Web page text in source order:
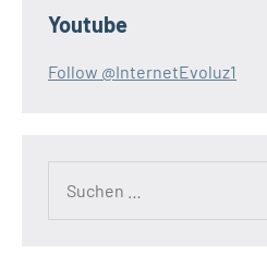
Youtube
Follow @InternetEvoluz1